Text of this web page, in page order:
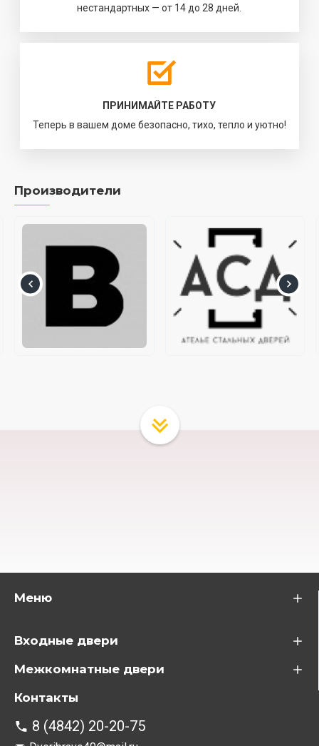
нестандартных — от 14 до 28 дней.
ПРИНИМАЙТЕ РАБОТУ
Теперь в вашем доме безопасно, тихо, тепло и уютно!
Производители
Меню
Входные двери
Межкомнатные двери
Контакты
8 (4842) 20-20-75